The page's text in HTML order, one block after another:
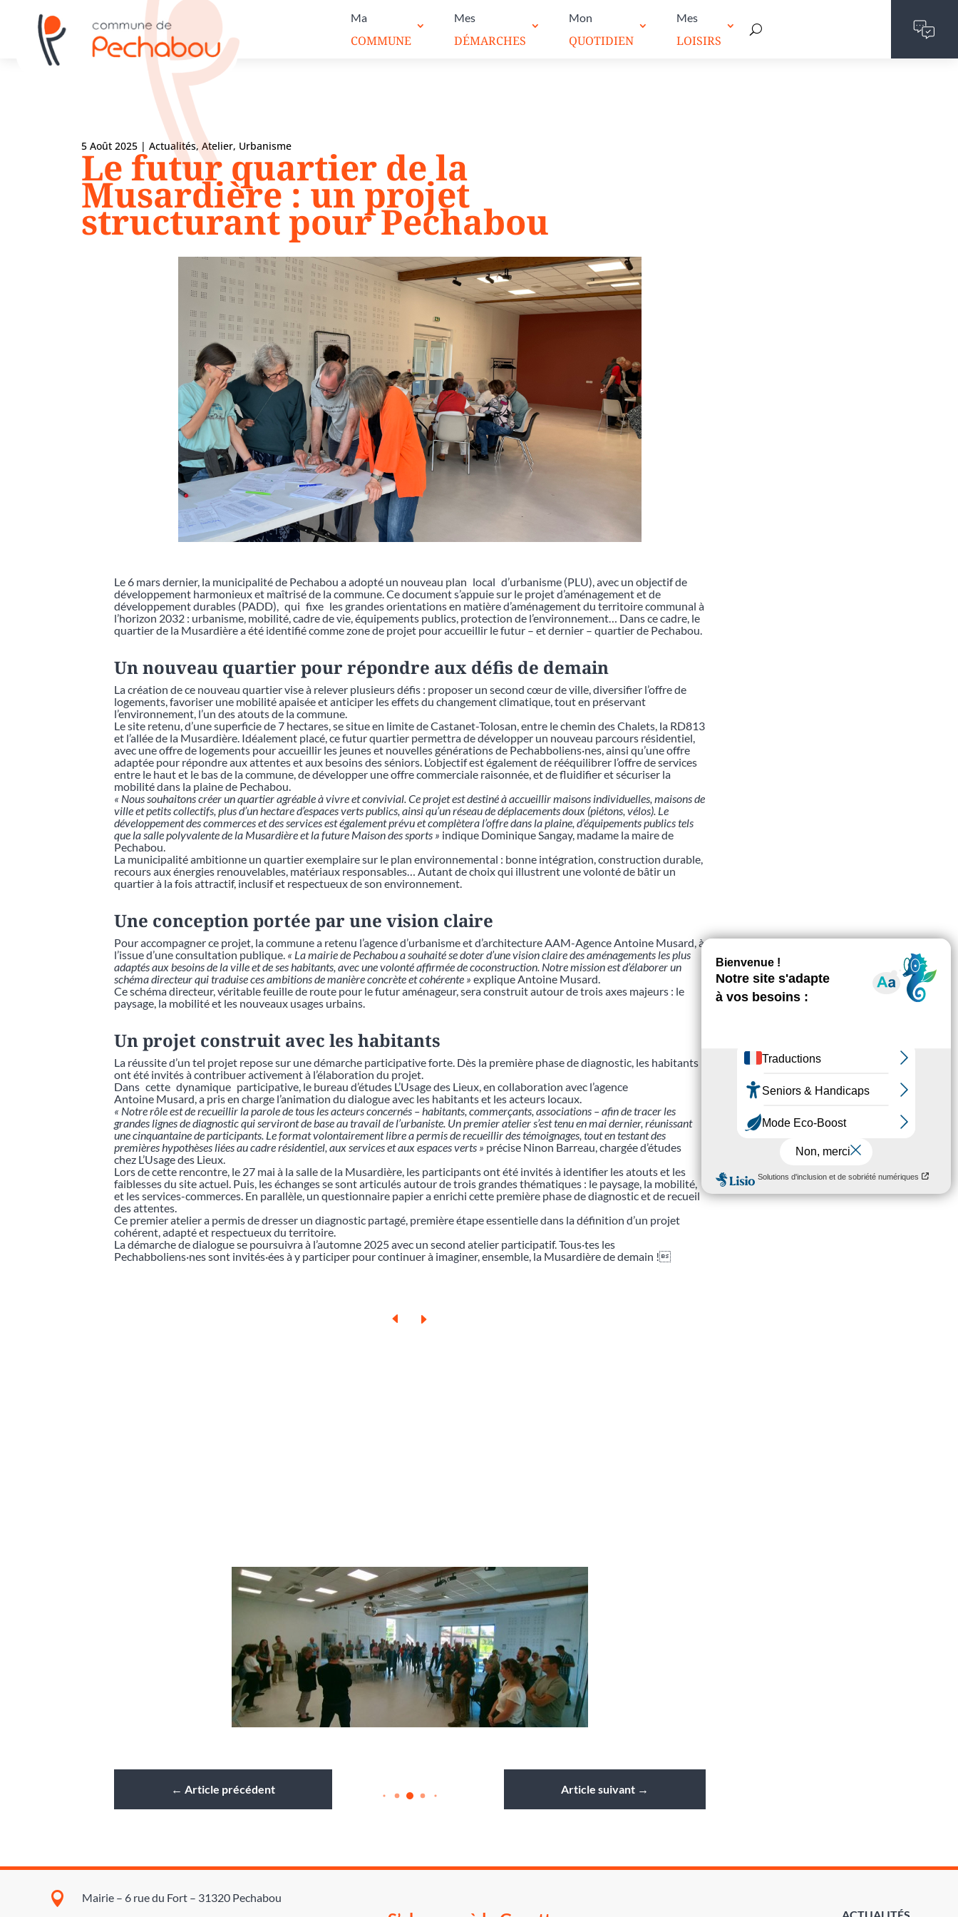
Ma
COMMUNE
Mes
DÉMARCHES
Mon
QUOTIDIEN
Mes
LOISIRS
5 Août 2025 |Actualités,Atelier, Urbanisme
Le futur quartier de la
Musardière : un projet
structurant pour Pechabou
Le 6 mars dernier, la municipalité de Pechabou a adopté un nouveau plan local d’urbanisme (PLU), avec un objectif de
développement harmonieux et maîtrisé de la commune. Ce document s’appuie sur le projet d’aménagement et de
développement durables (PADD), qui fixe les grandes orientations en matière d’aménagement du territoire communal à
l’horizon 2032 : urbanisme, mobilité, cadre de vie, équipements publics, protection de l’environnement… Dans ce cadre, le
quartier de la Musardière a été identifié comme zone de projet pour accueillir le futur – et dernier – quartier de Pechabou.
Un nouveau quartier pour répondre aux défis de demain
La création de ce nouveau quartier vise à relever plusieurs défis : proposer un second cœur de ville, diversifier l’offre de
logements, favoriser une mobilité apaisée et anticiper les effets du changement climatique, tout en préservant
l’environnement, l’un des atouts de la commune.
Le site retenu, d’une superficie de 7 hectares, se situe en limite de Castanet-Tolosan, entre le chemin des Chalets, la RD813
et l’allée de la Musardière. Idéalement placé, ce futur quartier permettra de développer un nouveau parcours résidentiel,
avec une offre de logements pour accueillir les jeunes et nouvelles générations de Pechabboliens·nes, ainsi qu’une offre
adaptée pour répondre aux attentes et aux besoins des séniors. L’objectif est également de rééquilibrer l’offre de services
entre le haut et le bas de la commune, de développer une offre commerciale raisonnée, et de fluidifier et sécuriser la
mobilité dans la plaine de Pechabou.
« Nous souhaitons créer un quartier agréable à vivre et convivial. Ce projet est destiné à accueillir maisons individuelles, maisons de
ville et petits collectifs, plus d’un hectare d’espaces verts publics, ainsi qu’un réseau de déplacements doux (piétons, vélos). Le
développement des commerces et des services est également prévu et complètera l’offre dans la plaine, d’équipements publics tels
que la salle polyvalente de la Musardière et la future Maison des sports » indique Dominique Sangay, madame la maire de
Pechabou.
La municipalité ambitionne un quartier exemplaire sur le plan environnemental : bonne intégration, construction durable,
recours aux énergies renouvelables, matériaux responsables… Autant de choix qui illustrent une volonté de bâtir un
quartier à la fois attractif, inclusif et respectueux de son environnement.
Une conception portée par une vision claire
Pour accompagner ce projet, la commune a retenu l’agence d’urbanisme et d’architecture AAM-Agence Antoine Musard, à
l’issue d’une consultation publique. « La mairie de Pechabou a souhaité se doter d’une vision claire des aménagements les plus
adaptés aux besoins de la ville et de ses habitants, avec une volonté affirmée de coconstruction. Notre mission est d’élaborer un
schéma directeur qui traduise ces ambitions de manière concrète et cohérente » explique Antoine Musard.
Ce schéma directeur, véritable feuille de route pour le futur aménageur, sera construit autour de trois axes majeurs : le
paysage, la mobilité et les nouveaux usages urbains.
Un projet construit avec les habitants
La réussite d’un tel projet repose sur une démarche participative forte. Dès la première phase de diagnostic, les habitants
ont été invités à contribuer activement à l’élaboration du projet.
Dans cette dynamique participative, le bureau d’études L’Usage des Lieux, en collaboration avec l’agence
Antoine Musard, a pris en charge l’animation du dialogue avec les habitants et les acteurs locaux.
« Notre rôle est de recueillir la parole de tous les acteurs concernés – habitants, commerçants, associations – afin de tracer les
grandes lignes de diagnostic qui serviront de base au travail de l’urbaniste. Un premier atelier s’est tenu en mai dernier, réunissant
une cinquantaine de participants. Le format volontairement libre a permis de recueillir des témoignages, tout en testant des
premières hypothèses liées au cadre résidentiel, aux services et aux espaces verts » précise Ninon Barreau, chargée d’études
chez L’Usage des Lieux.
Lors de cette rencontre, le 27 mai à la salle de la Musardière, les participants ont été invités à identifier les atouts et les
faiblesses du site actuel. Puis, les échanges se sont articulés autour de trois grandes thématiques : le paysage, la mobilité,
et les services-commerces. En parallèle, un questionnaire papier a enrichi cette première phase de diagnostic et de recueil
des attentes.
Ce premier atelier a permis de dresser un diagnostic partagé, première étape essentielle dans la définition d’un projet
cohérent, adapté et respectueux du territoire.
La démarche de dialogue se poursuivra à l’automne 2025 avec un second atelier participatif. Tous·tes les
Pechabboliens·nes sont invités·ées à y participer pour continuer à imaginer, ensemble, la Musardière de demain !
← Article précédent Article suivant→
 Mairie – 6 rue du Fort – 31320 Pechabou